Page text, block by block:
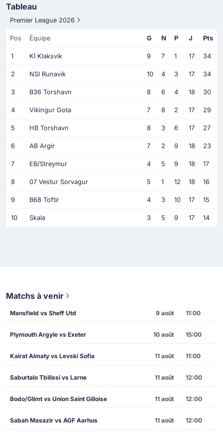
Tableau
Premier League 2026
Pos Équipe G N P J Pts
1 KÍ Klaksvík 9 7 1 17 34
2 NSI Runavik 10 4 3 17 34
3 B36 Torshavn 8 6 4 18 30
4 Vikingur Gota 7 8 2 17 29
5 HB Torshavn 8 3 6 17 27
6 AB Argir 7 2 9 18 23
7 EB/Streymur 4 5 9 18 17
8 07 Vestur Sorvagur 5 1 12 18 16
9 B68 Toftir 4 3 10 17 15
10 Skala 3 5 9 17 14
Matchs à venir
Mansfield vs Sheff Utd 9 août 11:00
Plymouth Argyle vs Exeter 10 août 15:00
Kairat Almaty vs Levski Sofia 11 août 11:00
Saburtalo Tbilissi vs Larne 11 août 12:00
Bodo/Glimt vs Union Saint Gilloise 11 août 12:00
Sabah Masazir vs AGF Aarhus 11 août 12:00